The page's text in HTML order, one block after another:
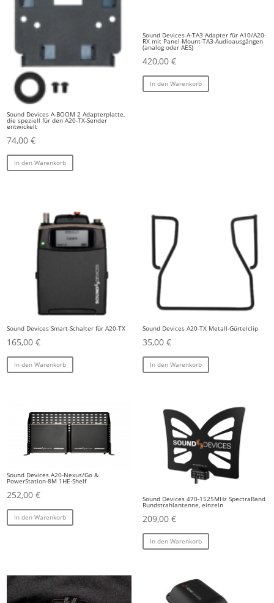
Sound Devices A-BOOM 2 Adapterplatte,
die speziell für den A20-TX-Sender
entwickelt
74,00€
In den Warenkorb
Sound Devices A-TA3 Adapter für A10/A20-
RX mit Panel-Mount-TA3-Audioausgängen
(analog oder AES)
420,00 €
In den Warenkorb
Sound Devices Smart-Schalter für A20-TX
165,00€
In den Warenkorb
Sound Devices A20-TX Metall-Gürtelclip
35,00 €
In den Warenkorb
Sound Devices A20-Nexus/Go &
PowerStation-8M 1HE-Shelf
252,00€
In den Warenkorb
Sound Devices 470-1525MHz SpectraBand
Rundstrahlantenne, einzeln
209,00 €
In den Warenkorb